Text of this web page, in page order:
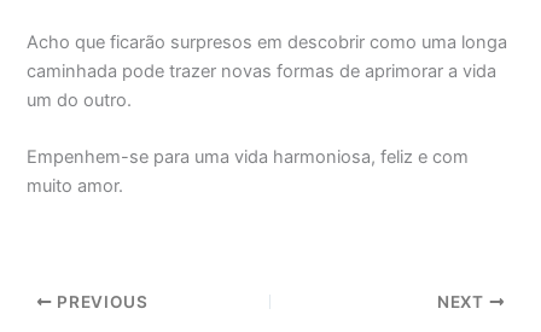
Acho que ficarão surpresos em descobrir como uma longa
caminhada pode trazer novas formas de aprimorar a vida
um do outro.
Empenhem-se para uma vida harmoniosa, feliz e com
muito amor.
PREVIOUS NEXT